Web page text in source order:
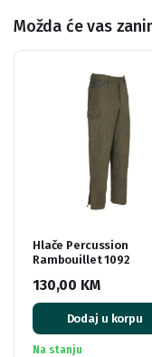
Možda će vas
Hlače Percussion
Rambouillet 1092
130,00 KM
Dodaj u korpu
Na stanju